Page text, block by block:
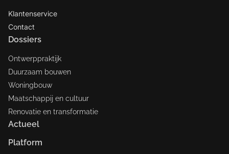
Klantenservice
Contact
Dossiers
Ontwerppraktijk
Duurzaam bouwen
Woningbouw
Maatschappij en cultuur
Renovatie en transformatie
Actueel
Platform